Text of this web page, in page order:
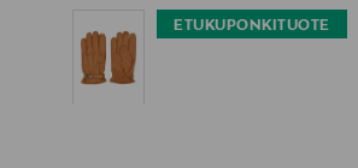
ETUKUPONKITUOTE